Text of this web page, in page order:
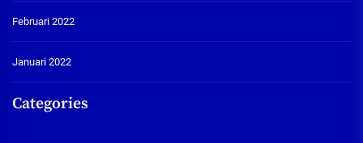
Februari 2022
Januari 2022
Categories